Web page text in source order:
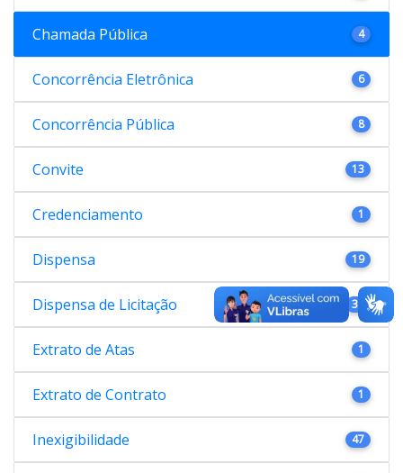
Chamada Pública 4
Concorrência Eletrônica 6
Concorrência Pública 8
Convite 13
Credenciamento 1
Dispensa 19
Dispensa de Licitação 38
Extrato de Atas 1
Extrato de Contrato 1
Inexigibilidade 47